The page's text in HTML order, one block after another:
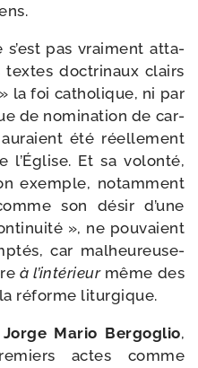
s’est pas vrai­ment atta­
doc­tri­naux clairs
la foi catho­lique, ni par
de nomi­na­tion de car­
été réel­le­ment
l’Église. Et sa volon­té,
exemple, notam­ment
son désir d’une
», ne pou­vaient
car mal­heu­reu­se­
à l’in­té­rieur même des
réforme liturgique.
Jorge Mario Bergoglio,
actes comme